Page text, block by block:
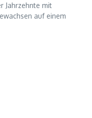
Jahrzehnte mit
auf einem